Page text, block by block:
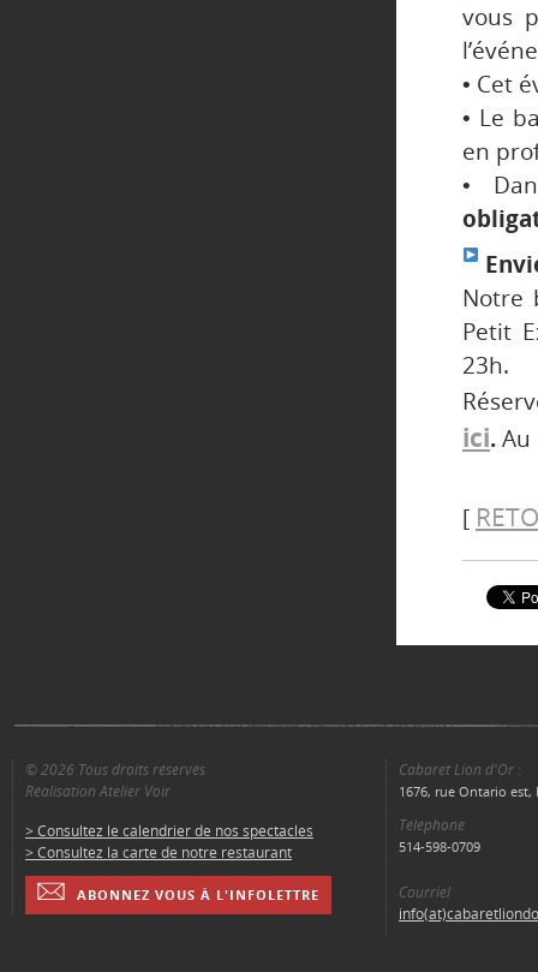
vous
• Cet
• Le
en
•
Notre
Petit
23h.
ici.Au
[
© 2026 Tous droits réservés
Réalisation Atelier Voir
> Consultez le calendrier de nos spectacles
> Consultez la carte de notre restaurant
ABONNEZ VOUS À L'INFOLETTRE
Cabaret Lion d'Or :
1676, rue Ontario est,
Téléphone
514-598-0709
Courriel